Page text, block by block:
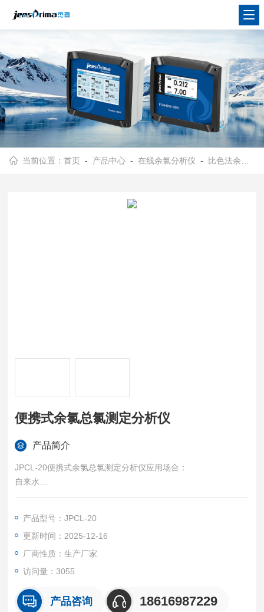
当前位置：首页 - 产品中心 -在线余氯分析仪 - 比色法余氯分析仪
便携式余氯总氯测定分析仪
产品简介
JPCL-20便携式余氯总氯测定分析仪应用场合：
自来水
消毒工艺
医院废水
测量参数：
余氯
产品型号：JPCL-20
更新时间：2025-12-16
厂商性质：生产厂家
访问量：3055
产品咨询 18616987229